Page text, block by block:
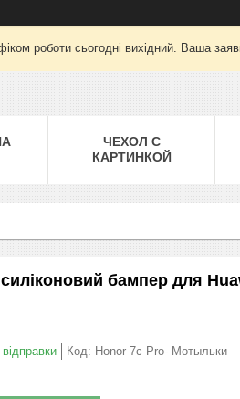
роботи сьогодні вихідний. Ваша
ЧЕХОЛ С
КАРТИНКОЙ
бампер для
Код: Honor 7c Pro- Мотыльки